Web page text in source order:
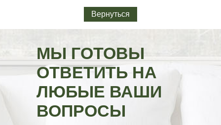
Вернуться
МЫ ГОТОВЫ
ОТВЕТИТЬ НА
ЛЮБЫЕ ВАШИ
ВОПРОСЫ